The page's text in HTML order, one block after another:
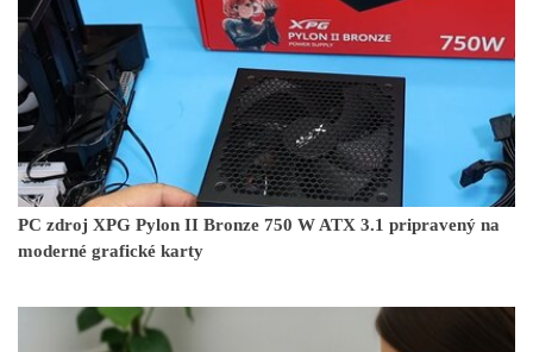
PC zdroj XPG Pylon II Bronze 750 W ATX 3.1 pripravený na
moderné grafické karty